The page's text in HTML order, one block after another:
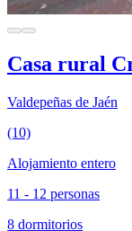
Casa rural
Valdepeñas de Jaén
(10)
Alojamiento entero
11 - 12 personas
8 dormitorios